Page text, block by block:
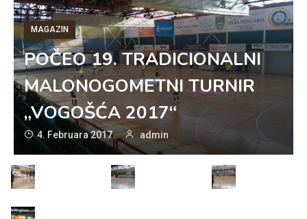
MAGAZIN
POČEO 19. TRADICIONALNI
MALONOGOMETNI TURNIR
„VOGOŠĆA 2017“
4. Februara 2017. admin